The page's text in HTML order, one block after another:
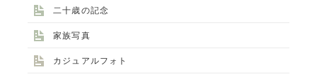
二十歳の記念
家族写真
カジュアルフォト